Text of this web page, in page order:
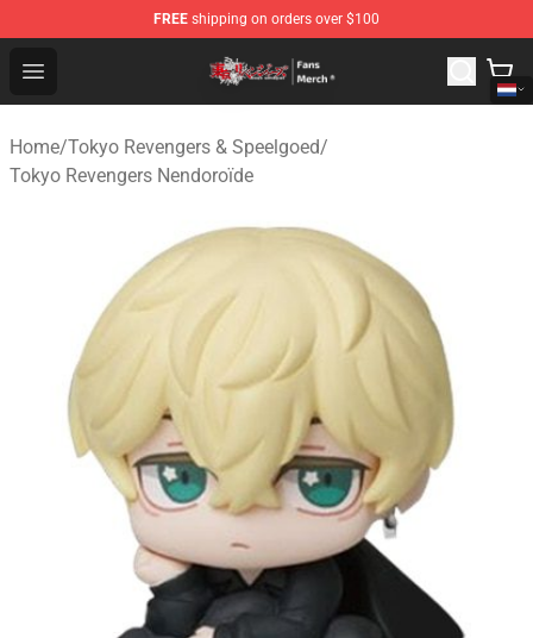
FREE shipping on orders over $100
Open menu
Tokyo Revengers Store - Official Tokyo Revengers
Home/Tokyo Revengers & Speelgoed/
Tokyo Revengers Nendoroïde